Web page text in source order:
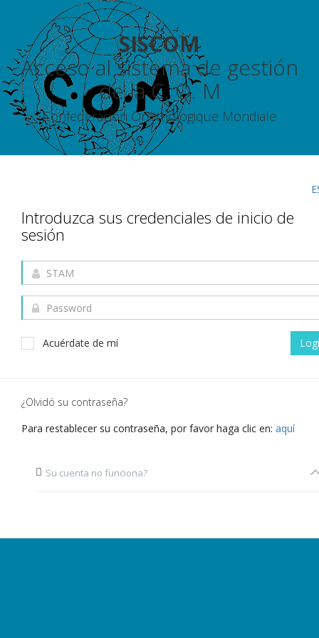
SISCOM
Acceso al sistema de gestión
de la C. O. M
Confederación Ornithologique Mondiale
Introduzca sus credenciales de inicio de
sesión
Acuérdate de mí
¿Olvidó su contraseña?
Para restablecer su contraseña, por favor haga clic en: aquí
Su cuenta no funciona?